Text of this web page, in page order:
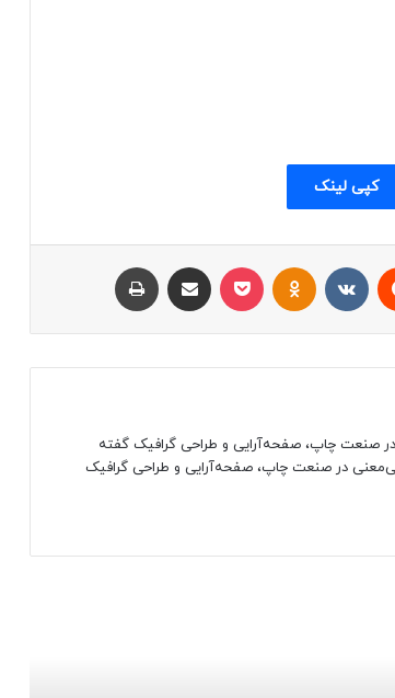
کپی لینک
Reddit
VKontakte
Odnoklassniki
پاکت اشتراک با ایمیل
صنعت چاپ، صفحه‌آرایی و طراحی گرافیک گفته
در صنعت چاپ، صفحه‌آرایی و طراحی گرافیک